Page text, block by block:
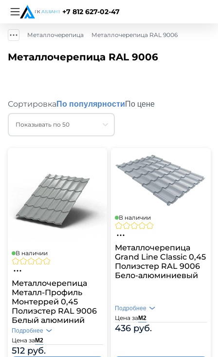
+7 812 627-02-47
Металлочерепица Металлочерепица RAL 9006
Металлочерепица RAL 9006
Сортировка По популярностиПо цене
Показывать по 50
В наличии
Металлочерепица
Металл-Профиль
Монтеррей 0,45
Полиэстер RAL 9006
Белый алюминий
Цена за М2
512 руб.
Подробнее
В наличии
Металлочерепица
Grand Line Classic 0,45
Полиэстер RAL 9006
Бело-алюминиевый
Цена заМ2
436 руб.
Подробнее